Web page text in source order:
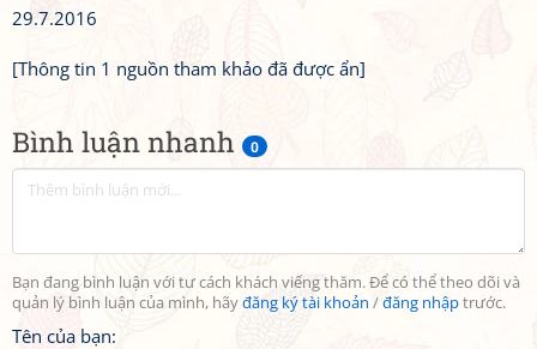
Bình luận nhanh 0
Bạn đang bình luận với tư cách khách viếng thăm. Để có thể theo dõi và
quản lý bình luận của mình, hãyđăng ký tài khoản /đăng nhậptrước.
Tên của bạn:
29.7.2016
[Thông tin 1 nguồn tham khảo đã được ẩn]